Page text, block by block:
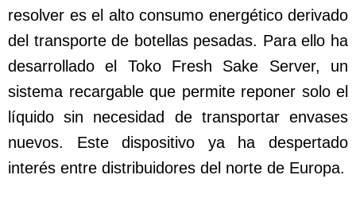
resolver es el alto consumo energético derivado
del transporte de botellas pesadas. Para ello ha
desarrollado el Toko Fresh Sake Server, un
sistema recargable que permite reponer solo el
líquido sin necesidad de transportar envases
nuevos. Este dispositivo ya ha despertado
interés entre distribuidores del norte de Europa.